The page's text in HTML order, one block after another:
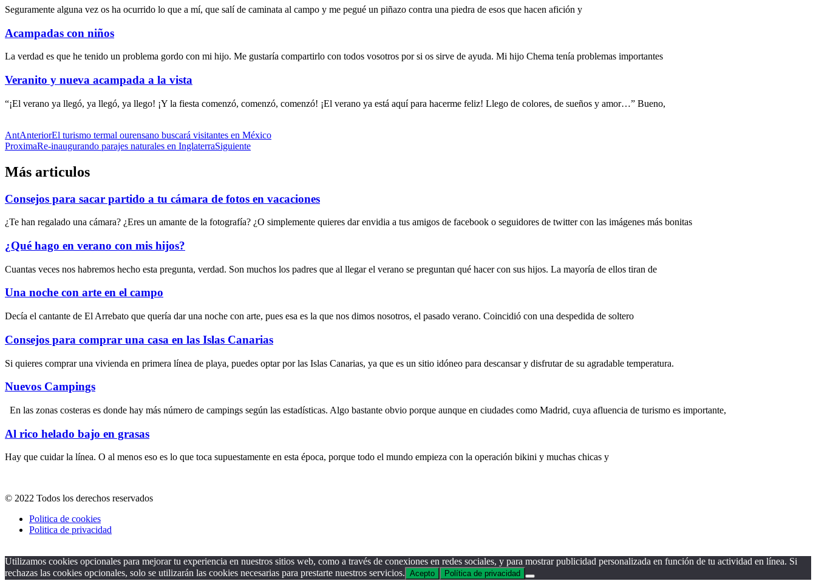
Seguramente alguna vez os ha ocurrido lo que a mí, que salí de caminata al campo y me pegué un piñazo contra una piedra de esos que hacen afición y
Acampadas con niños
La verdad es que he tenido un problema gordo con mi hijo. Me gustaría compartirlo con todos vosotros por si os sirve de ayuda. Mi hijo Chema tenía problemas importantes
Veranito y nueva acampada a la vista
“¡El verano ya llegó, ya llegó, ya llego! ¡Y la fiesta comenzó, comenzó, comenzó! ¡El verano ya está aquí para hacerme feliz! Llego de colores, de sueños y amor…” Bueno,
AntAnteriorEl turismo termal ourensano buscará visitantes en México
ProximaRe-inaugurando parajes naturales en InglaterraSiguiente
Más articulos
Consejos para sacar partido a tu cámara de fotos en vacaciones
¿Te han regalado una cámara? ¿Eres un amante de la fotografía? ¿O simplemente quieres dar envidia a tus amigos de facebook o seguidores de twitter con las imágenes más bonitas
¿Qué hago en verano con mis hijos?
Cuantas veces nos habremos hecho esta pregunta, verdad. Son muchos los padres que al llegar el verano se preguntan qué hacer con sus hijos. La mayoría de ellos tiran de
Una noche con arte en el campo
Decía el cantante de El Arrebato que quería dar una noche con arte, pues esa es la que nos dimos nosotros, el pasado verano. Coincidió con una despedida de soltero
Consejos para comprar una casa en las Islas Canarias
Si quieres comprar una vivienda en primera línea de playa, puedes optar por las Islas Canarias, ya que es un sitio idóneo para descansar y disfrutar de su agradable temperatura.
Nuevos Campings
En las zonas costeras es donde hay más número de campings según las estadísticas. Algo bastante obvio porque aunque en ciudades como Madrid, cuya afluencia de turismo es importante,
Al rico helado bajo en grasas
Hay que cuidar la línea. O al menos eso es lo que toca supuestamente en esta época, porque todo el mundo empieza con la operación bikini y muchas chicas y
© 2022 Todos los derechos reservados
Politica de cookies
Politica de privacidad
Utilizamos cookies opcionales para mejorar tu experiencia en nuestros sitios web, como a través de conexiones en redes sociales, y para mostrar publicidad personalizada en función de tu actividad en línea. Si
rechazas las cookies opcionales, solo se utilizarán las cookies necesarias para prestarte nuestros servicios. Acepto Política de privacidad